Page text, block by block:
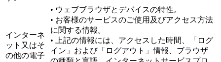
インターネ
ット又はそ
の他の電子
• ウェブブラウザとデバイスの特性。
• お客様のサービスのご使用及びアクセス方法
に関する情報。
• 上記の情報には、アクセスした時間、「ログ
イン」および「ログアウト」情報、ブラウザ